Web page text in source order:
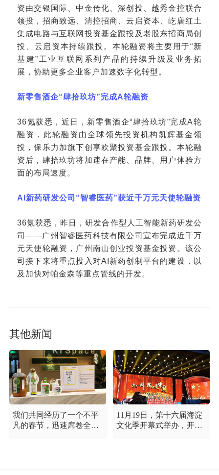
资由交银国际、中金传化、深创投、越秀金控联合
领投，招商致远、清控招商、云启资本、屹唐红土
集成电路与互联网投资基金跟投及老股东招商局创
投、云启资本持续跟投。本轮融资将主要用于“新
基建”工业互联网系列产品的持续升级及业务拓
展，协助更多企业客户加速数字化转型。
新零售酒企“肆拾玖坊”完成A轮融资
36氪获悉，近日，新零售酒企“肆拾玖坊”完成A轮
融资，此轮融资由全球领先投资机构凯辉基金领
投，保乐力加旗下创享欢聚投资基金跟投。本轮融
资后，肆拾玖坊将加速在产能、品牌、用户体验方
面的布局速度。
AI新药研发公司“智睿医药”获近千万元天使轮融资
36氪获悉，昨日，研发合作型人工智能新药研发公
司——广州智睿医药科技有限公司宣布完成近千万
元天使轮融资，广州南山创业投资基金投资。该公
司接下来将重点投入对AI新药创制平台的建设，以
及加快对帕金森等重点管线的开发。
其他新闻
我们共同经历了一个不平
凡的春节，迅速席卷全国
11月19日，第十六届海淀
文化季开幕式举办，开幕